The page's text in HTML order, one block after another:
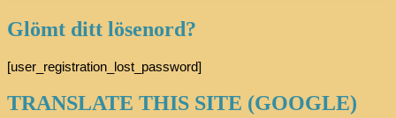
Glömt ditt lösenord?
[user_registration_lost_password]
TRANSLATE THIS SITE (GOOGLE)